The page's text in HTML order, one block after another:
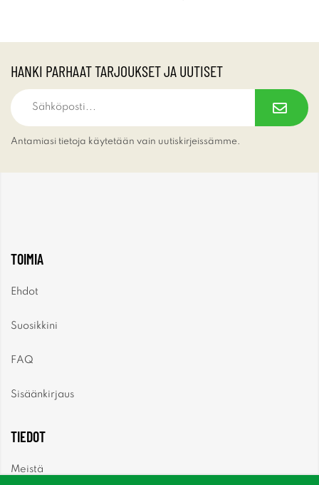
HANKI PARHAAT TARJOUKSET JA UUTISET
Antamiasi tietoja käytetään vain uutiskirjeissämme.
TOIMIA
Ehdot
Suosikkini
FAQ
Sisäänkirjaus
TIEDOT
Meistä